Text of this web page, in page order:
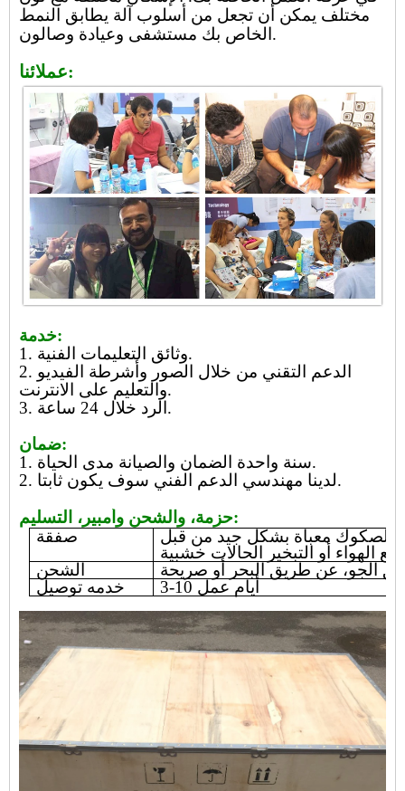
مختلف يمكن أن تجعل من أسلوب آلة يطابق النمط
الخاص بك مستشفى وعيادة وصالون.
عملائنا:
خدمة:
1. وثائق التعليمات الفنية.
2. الدعم التقني من خلال الصور وأشرطة الفيديو
والتعليم على الانترنت.
3. الرد خلال 24 ساعة.
ضمان:
1. سنة واحدة الضمان والصيانة مدى الحياة.
2. لدينا مهندسي الدعم الفني سوف يكون ثابتا.
حزمة، والشحن وأمبير، التسليم:
صفقة
الصكوك معبأة بشكل جيد من قبل
الهواء أو التبخير الحالات خشبية
الشحن
الجو، عن طريق البحر أو صريحة
خدمه توصيل
3-10 أيام عمل